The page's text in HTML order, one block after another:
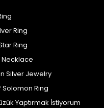
Ring
Ring
Necklace
Silver Jewelry
Solomon Ring
Yaptırmak İstiyorum